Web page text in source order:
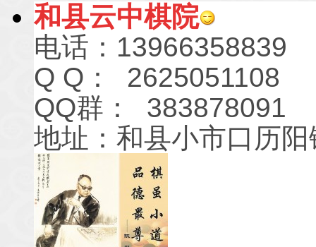
和县云中棋院
电话：13966358839
Q Q： 2625051108
QQ群： 383878091
地址：和县小市口历